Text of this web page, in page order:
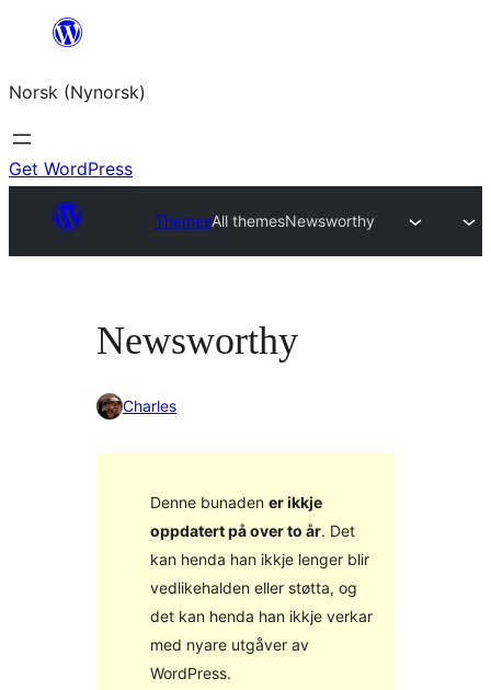
content
Norsk (Nynorsk)
Get WordPress
ThemesAll themesNewsworthy
Newsworthy
Charles
Denne bunaden er ikkje
oppdatert på over to år. Det
kan henda han ikkje lenger blir
vedlikehalden eller støtta, og
det kan henda han ikkje verkar
med nyare utgåver av
WordPress.